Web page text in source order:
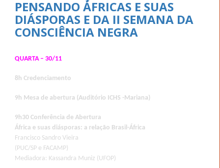
PENSANDO ÁFRICAS E SUAS
DIÁSPORAS E DA II SEMANA DA
CONSCIÊNCIA NEGRA
QUARTA – 30/11
8h Credenciamento
9h Mesa de abertura (Auditório ICHS -Mariana)
9h30 Conferência de Abertura
África e suas diásporas: a relação Brasil-África
Francisco Sandro Vieira
(PUC/SP e FACAMP)
Mediadora: Kassandra Muniz (UFOP)